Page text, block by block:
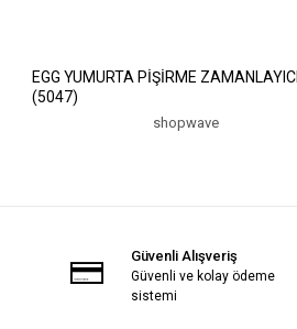
EGG YUMURTA PİŞİRME ZAMANLAYICI
(5047)
shopwave
Güvenli Alışveriş
Güvenli ve kolay ödeme
sistemi